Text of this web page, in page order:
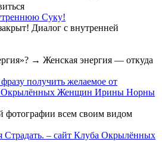
Суку!
Диалог с внутренней
→ Женская энергия — откуда
получить желаемое от
Окрылённых Женщин Ирины Норны
всем своим видом
Страдать. – сайт Клуба Окрылённых